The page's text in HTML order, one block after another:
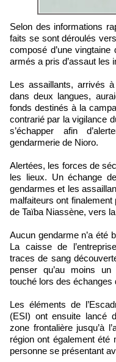
Selon des informations rapportées par le journal Libération, les
faits se sont déroulés
composé d’une vingtaine
armés a pris d’assaut les
Les assaillants, arrivés
dans deux langues,
fonds destinés à la
contrarié par la vigilance
s’échapper afin
gendarmerie de Nioro.
Alertées, les forces de
les lieux. Un échange
gendarmes et les
malfaiteurs ont
de Taïba Niassène, vers
Aucun gendarme n’a été
La caisse de
traces de sang
penser qu’au moins
touché lors des échanges
Les éléments de
(ESI) ont ensuite lancé
zone frontalière jusqu’à
région ont également été
personne se présentant